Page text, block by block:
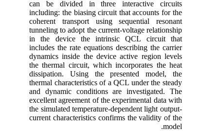
can be divided in three interactive circuits
including: the biasing circuit that accounts for the
coherent transport using sequential resonant
tunneling to adopt the current-voltage relationship
in the device the intrinsic QCL circuit that
includes the rate equations describing the carrier
dynamics inside the device active region levels
the thermal circuit, which incorporates the heat
dissipation. Using the presented model, the
thermal characteristics of a QCL under the steady
and dynamic conditions are investigated. The
excellent agreement of the experimental data with
the simulated temperature-dependent light output-
current characteristics confirms the validity of the
model.